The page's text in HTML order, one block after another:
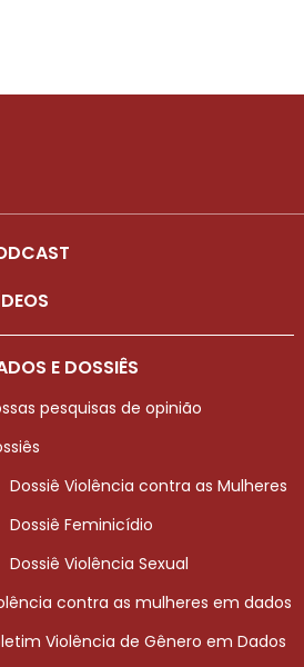
E DOSSIÊS
pesquisas de opinião
Dossiê Violência contra as Mulheres
Dossiê Feminicídio
Dossiê Violência Sexual
contra as mulheres em dados
Violência de Gênero em Dados